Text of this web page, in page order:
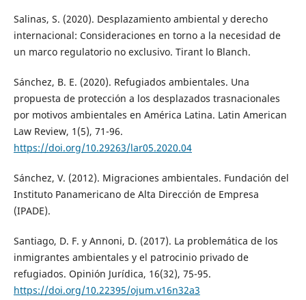
Salinas, S. (2020). Desplazamiento ambiental y derecho
internacional: Consideraciones en torno a la necesidad de
un marco regulatorio no exclusivo. Tirant lo Blanch.
Sánchez, B. E. (2020). Refugiados ambientales. Una
propuesta de protección a los desplazados trasnacionales
por motivos ambientales en América Latina. Latin American
Law Review, 1(5), 71-96.
https://doi.org/10.29263/lar05.2020.04
Sánchez, V. (2012). Migraciones ambientales. Fundación del
Instituto Panamericano de Alta Dirección de Empresa
(IPADE).
Santiago, D. F. y Annoni, D. (2017). La problemática de los
inmigrantes ambientales y el patrocinio privado de
refugiados. Opinión Jurídica, 16(32), 75-95.
https://doi.org/10.22395/ojum.v16n32a3